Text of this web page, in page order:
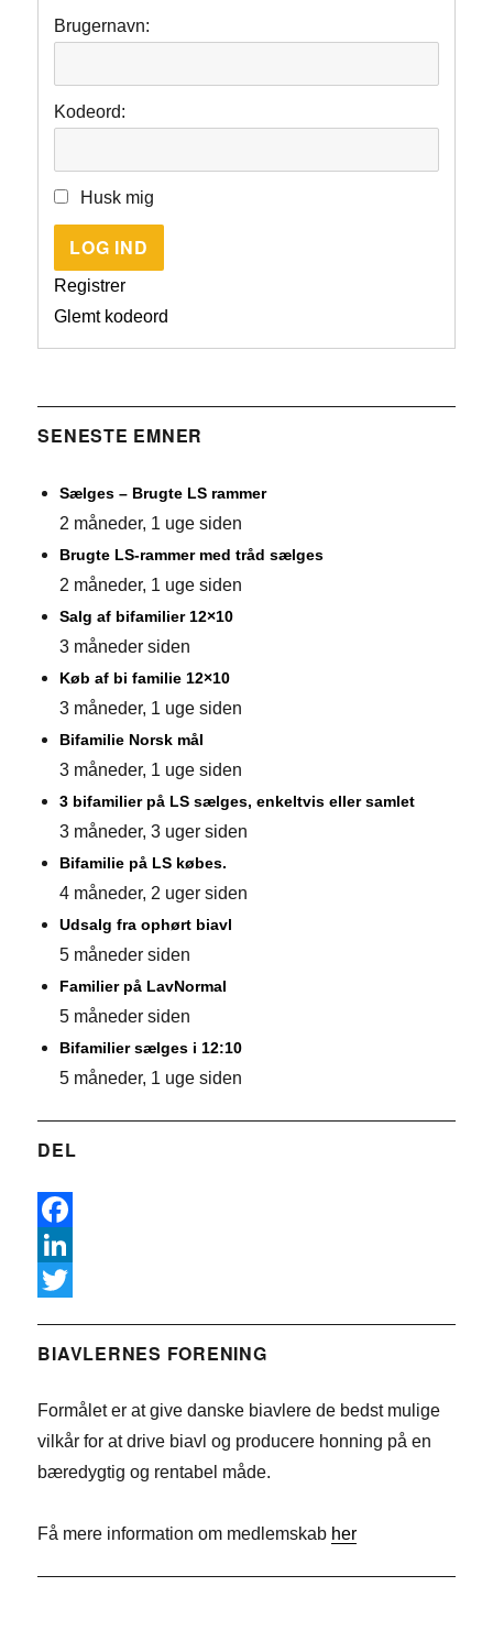
Brugernavn:
Kodeord:
Husk mig
LOG IND
Registrer
Glemt kodeord
SENESTE EMNER
Sælges – Brugte LS rammer
2 måneder, 1 uge siden
Brugte LS-rammer med tråd sælges
2 måneder, 1 uge siden
Salg af bifamilier 12×10
3 måneder siden
Køb af bi familie 12×10
3 måneder, 1 uge siden
Bifamilie Norsk mål
3 måneder, 1 uge siden
3 bifamilier på LS sælges, enkeltvis eller samlet
3 måneder, 3 uger siden
Bifamilie på LS købes.
4 måneder, 2 uger siden
Udsalg fra ophørt biavl
5 måneder siden
Familier på LavNormal
5 måneder siden
Bifamilier sælges i 12:10
5 måneder, 1 uge siden
DEL
F
a
e
o
L
n
e
n
w
t
r
BIAVLERNES FORENING
Formålet er at give danske biavlere de bedst mulige
vilkår for at drive biavl og producere honning på en
bæredygtig og rentabel måde.
Få mere information om medlemskab her